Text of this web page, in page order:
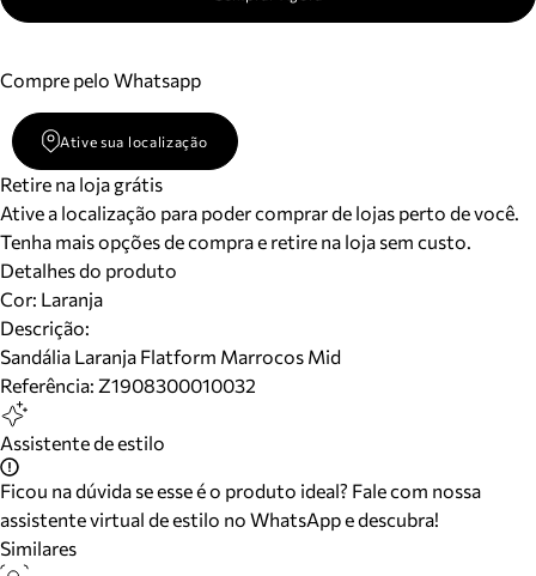
Compre pelo Whatsapp
Ative sua localização
Retire na loja grátis
Ative a localização para poder comprar de lojas perto de você.
Tenha mais opções de compra e retire na loja sem custo.
Detalhes do produto
Cor: Laranja
Descrição:
Sandália Laranja Flatform Marrocos Mid
Referência: Z1908300010032
Assistente de estilo
Ficou na dúvida se esse é o produto ideal? Fale com nossa
assistente virtual de estilo no WhatsApp e descubra!
Similares